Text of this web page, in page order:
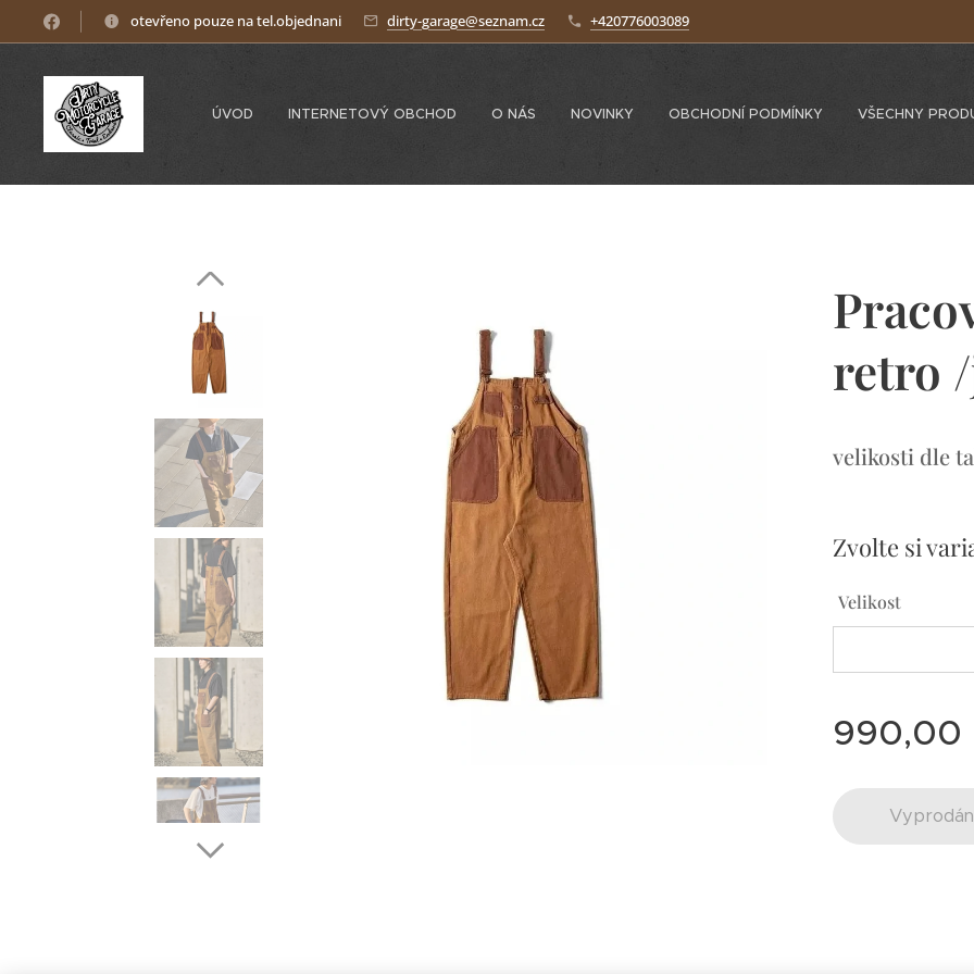
otevřeno pouze na tel.objednani dirty-garage@seznam.cz +420776003089
ÚVOD INTERNETOVÝ OBCHOD O NÁS NOVINKY OBCHODNÍ PODMÍNKY VŠECHNY
retro
velikosti dle
Zvolte si
Velikost
990,00